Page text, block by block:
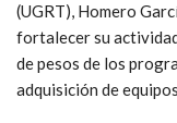
(UGRT), Homero
fortalecer su
de pesos de los
adquisición de